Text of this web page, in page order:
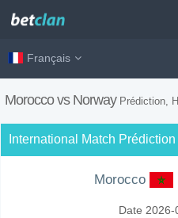
Français
Morocco vs Norway Prédiction, H2H,
International Match Prédiction
Morocco
Date